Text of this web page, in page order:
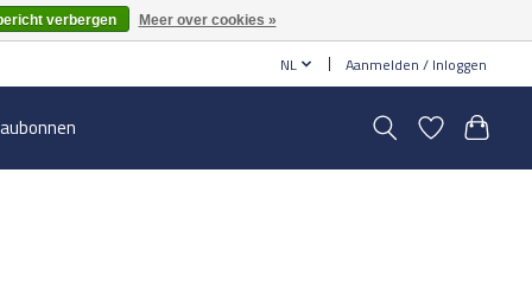
NL Aanmelden / Inloggen
verbergen Meer over cookies »